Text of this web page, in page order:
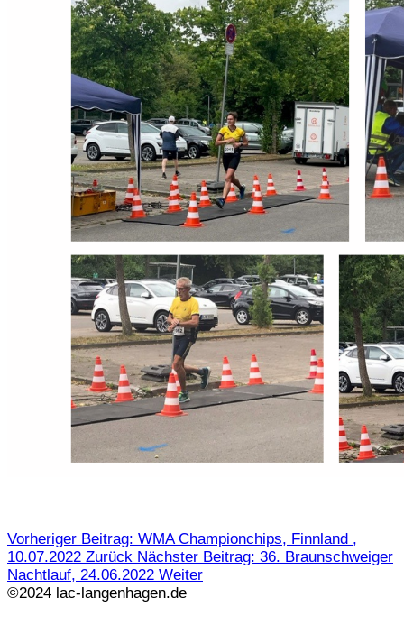
Vorheriger Beitrag: WMA Championchips, Finnland ,
10.07.2022 Zurück Nächster Beitrag: 36. Braunschweiger
Nachtlauf, 24.06.2022 Weiter
©2024 lac-langenhagen.de